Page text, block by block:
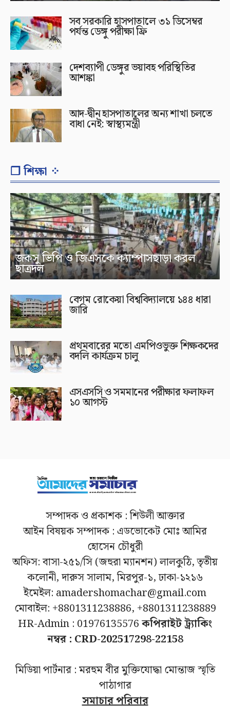
সব সরকারি হাসপাতালে ৩১ ডিসেম্বর
পর্যন্ত ডেঙ্গু পরীক্ষা ফ্রি
দেশব্যাপী ডেঙ্গুর ভয়াবহ পরিস্থিতির
আশঙ্কা
আদ-দ্বীন হাসপাতালের অন্য শাখা চলতে
বাধা নেই: স্বাস্থ্যমন্ত্রী
❐ শিক্ষা ⁘
জকসু ভিপি ও জিএসকে ক্যাম্পাসছাড়া করল
ছাত্রদল
বেগম রোকেয়া বিশ্ববিদ্যালয়ে ১৪৪ ধারা
জারি
প্রথমবারের মতো এমপিওভুক্ত শিক্ষকদের
বদলি কার্যক্রম চালু
এসএসসি ও সমমানের পরীক্ষার ফলাফল
১০ আগস্ট
সম্পাদক ও প্রকাশক : শিউলী আক্তার
আইন বিষয়ক সম্পাদক : এডভোকেট মোঃ আমির
হোসেন চৌধুরী
অফিস: বাসা-২৫১/সি (জহুরা ম্যানশন) লালকুঠি, তৃতীয়
কলোনী, দারুস সালাম, মিরপুর-১, ঢাকা-১২১৬
ইমেইল: amadershomachar@gmail.com
মোবাইল: +8801311238886, +8801311238889
HR-Admin : 01976135576কপিরাইট ট্র্যাকিং
নম্বর : CRD-202517298-22158
মিডিয়া পার্টনার : মরহুম বীর মুক্তিযোদ্ধা মোন্তাজ স্মৃতি
পাঠাগার
সমাচার পরিবার